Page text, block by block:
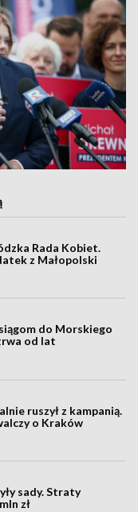
Rada Kobiet.
z Małopolski
do Morskiego
od lat
ruszył z kampanią.
o Kraków
sady. Straty
zł